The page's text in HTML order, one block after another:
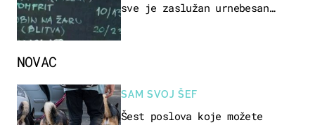
sve je zaslužan urnebesan
NOVAC
SAM SVOJ ŠEF
Šest poslova koje možete